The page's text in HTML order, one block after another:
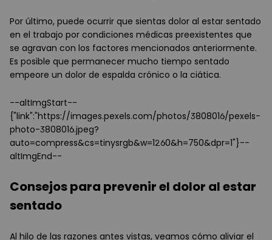
Por último, puede ocurrir que sientas dolor al estar sentado
en el trabajo por condiciones médicas preexistentes que
se agravan con los factores mencionados anteriormente.
Es posible que permanecer mucho tiempo sentado
empeore un dolor de espalda crónico o la ciática.
--altImgStart--
{"link":"https://images.pexels.com/photos/3808016/pexels-
photo-3808016.jpeg?
auto=compress&cs=tinysrgb&w=1260&h=750&dpr=1"}--
altImgEnd--
Consejos para prevenir el dolor al estar
sentado
Al hilo de las razones antes vistas, veamos cómo aliviar el